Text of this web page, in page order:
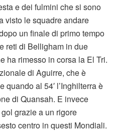
e dei fulmini che si sono
visto le squadre andare
un finale di primo tempo
reti di Belligham in due
ha rimesso in corsa la El Tri.
di Aguirre, che è
al 54′ l’Inghilterra è
di Quansah. E invece
grazie a un rigore
centro in questi Mondiali.